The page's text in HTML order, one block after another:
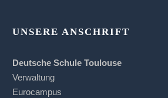
UNSERE ANSCHRIFT
Deutsche Schule Toulouse
Verwaltung
Eurocampus